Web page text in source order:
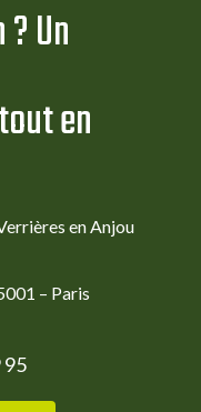
Un
en
en Anjou
– Paris
95